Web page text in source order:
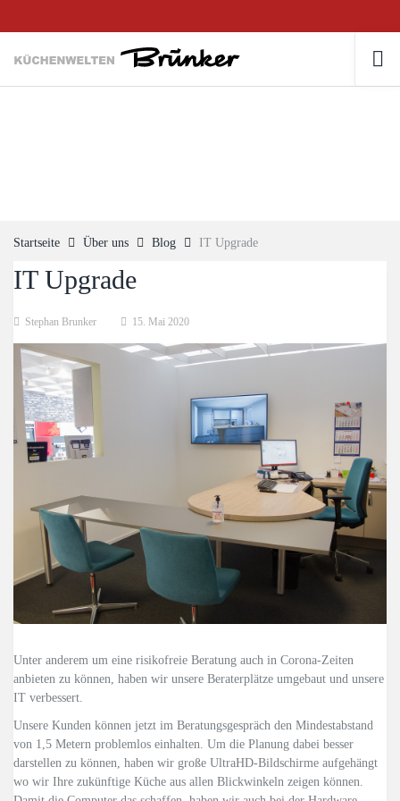
Startseite Über uns Blog IT Upgrade
IT Upgrade
Stephan Brunker 15. Mai 2020
Unter anderem um eine risikofreie Beratung auch in Corona-Zeiten
anbieten zu können, haben wir unsere Beraterplätze umgebaut und unsere
IT verbessert.
Unsere Kunden können jetzt im Beratungsgespräch den Mindestabstand
von 1,5 Metern problemlos einhalten. Um die Planung dabei besser
darstellen zu können, haben wir große UltraHD-Bildschirme aufgehängt
wo wir Ihre zukünftige Küche aus allen Blickwinkeln zeigen können.